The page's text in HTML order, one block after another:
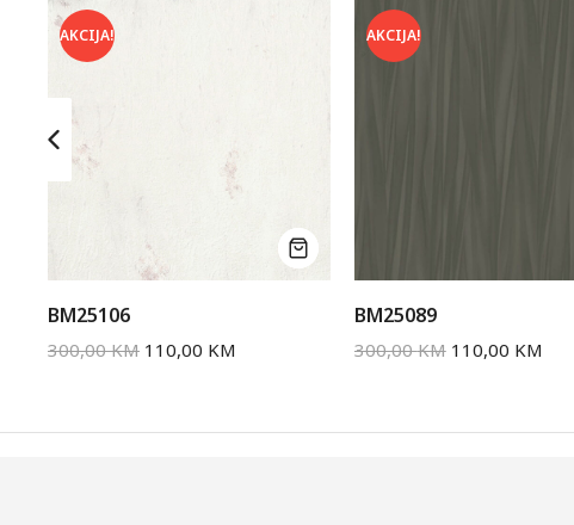
AKCIJA!
BM25106
300,00KM 110,00 KM
AKCIJA!
BM25089
300,00KM 110,00 KM